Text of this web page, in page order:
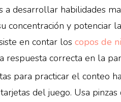
a desarrollar habilidades
concentración y potenciar
en contar loscopos de
respuesta correcta en la
para practicar el conteo
del juego. Usa